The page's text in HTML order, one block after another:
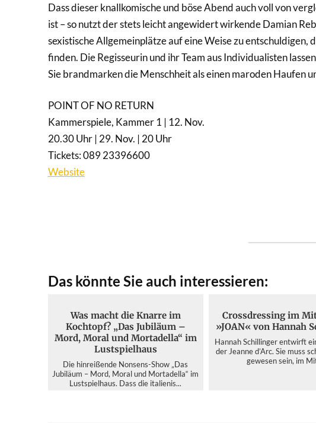
Dass dieser knallkomische und böse Abend auch voll von
ist – so nutzt der stets leicht angewidert wirkende Damian
sexistische Allgemeinplätze auf eine Weise zu entschuldigen,
finden. Die Regisseurin und ihr Team aus Individualisten
Sie brandmarken die Menschheit als einen maroden Haufen
POINT OF NO RETURN
Kammerspiele, Kammer 1 | 12. Nov.
20.30 Uhr | 29. Nov. | 20 Uhr
Tickets: 089 23396600
Website
Das könnte Sie auch interessieren:
Was macht die Knarre im
Kochtopf? „Das Jubiläum –
Mord, Moral und Mortadella“ im
Lustspielhaus
Die hinreißende Nonsens-Show „Das
Jubiläum – Mord, Moral und Mortadella“ im
Lustspielhaus. Dass die italienis...
Crossdressing im
»JOAN« von Hannah
Hannah Schillinger entwirft
der Jeanne d’Arc. Sie muss
gewesen sein, im